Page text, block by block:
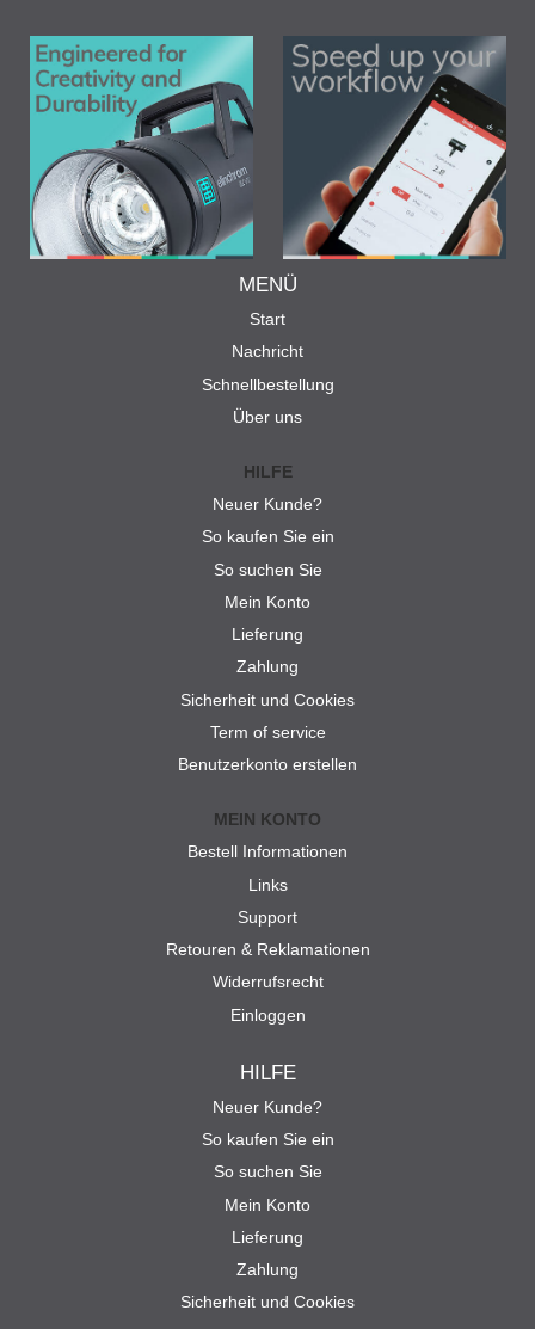
MENÜ
Start
Nachricht
Schnellbestellung
Über uns
HILFE
Neuer Kunde?
So kaufen Sie ein
So suchen Sie
Mein Konto
Lieferung
Zahlung
Sicherheit und Cookies
Term of service
Benutzerkonto erstellen
MEIN KONTO
Bestell Informationen
Links
Support
Retouren & Reklamationen
Widerrufsrecht
Einloggen
HILFE
Neuer Kunde?
So kaufen Sie ein
So suchen Sie
Mein Konto
Lieferung
Zahlung
Sicherheit und Cookies